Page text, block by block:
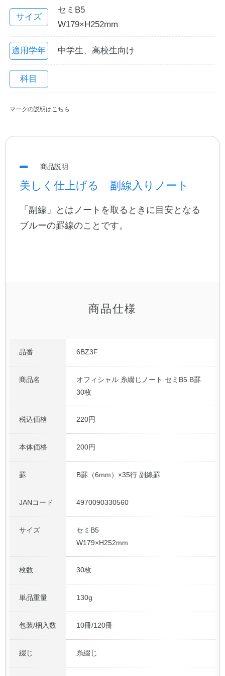
OEMご希望の方へ
サイズ
セミB5
W179×H252mm
適用学年 中学生、高校生向け
科目
マークの説明はこちら
商品説明
美しく仕上げる 副線入りノート
「副線」とはノートを取るときに目安となる
ブルーの罫線のことです。
商品仕様
品番 6BZ3F
商品名
オフィシャル 糸綴じノート セミB5 B罫
30枚
税込価格 220円
本体価格 200円
罫 B罫（6mm）×35行 副線罫
JANコード 4970090330560
サイズ
セミB5
W179×H252mm
枚数 30枚
単品重量 130g
包装/梱入数 10冊/120冊
綴じ 糸綴じ